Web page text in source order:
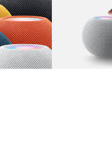
图库 图像 1